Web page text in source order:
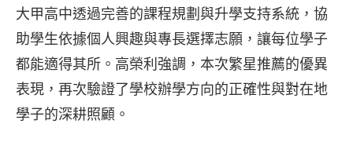
大甲高中透過完善的課程規劃與升學支持系統，協
助學生依據個人興趣與專長選擇志願，讓每位學子
都能適得其所。高榮利強調，本次繁星推薦的優異
表現，再次驗證了學校辦學方向的正確性與對在地
學子的深耕照顧。